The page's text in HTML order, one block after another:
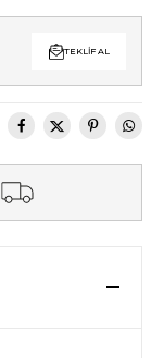
TEKLIF AL